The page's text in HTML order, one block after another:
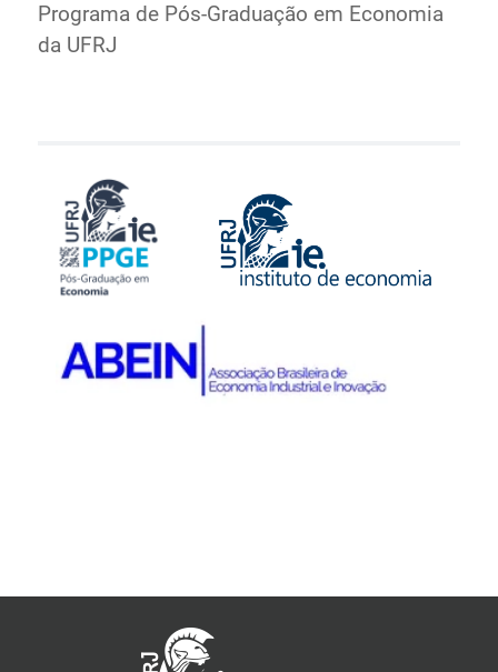
Programa de Pós-Graduação em Economia
da UFRJ